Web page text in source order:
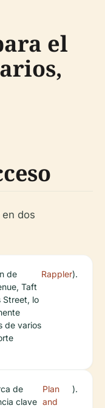
el
dos
de
Taft
Street, lo
de varios
Rappler).
de
clave
Plan
and
).